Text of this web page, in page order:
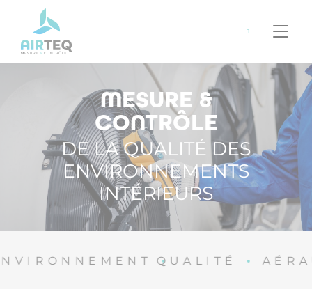
34
MESURE &
CONTRÔLE
DE LA QUALITÉ DES
ENVIRONNEMENTS
INTÉRIEURS
QUALITÉ
Panneau de gestion des cookies